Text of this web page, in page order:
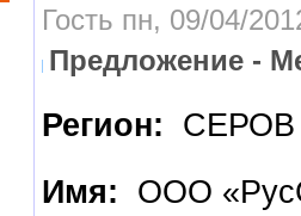
Гость пн, 09/04/
Предложение -
Регион:
СЕРОВ
Имя:
ООО